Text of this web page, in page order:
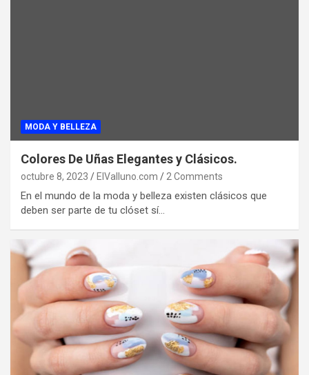
MODA Y BELLEZA
Colores De Uñas Elegantes y Clásicos.
octubre 8, 2023 ElValluno.com 2 Comments
En el mundo de la moda y belleza existen clásicos que
deben ser parte de tu clóset sí…